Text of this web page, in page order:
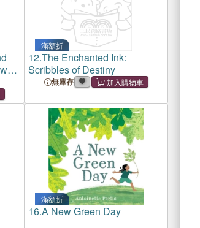
滿額折
12.The Enchanted Ink:
Scribbles of Destiny
無庫存
滿額折
16.A New Green Day